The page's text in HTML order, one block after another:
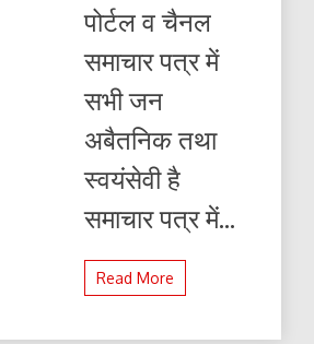
पोर्टल व चैनल
समाचार पत्र में
सभी जन
अबैतनिक तथा
स्वयंसेवी है
समाचार पत्र में...
Read More